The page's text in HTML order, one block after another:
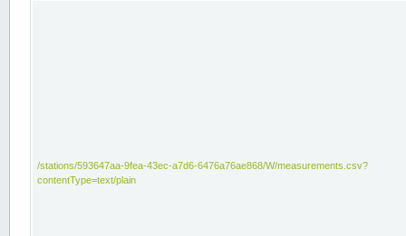
/stations/593647aa-9fea-43ec-a7d6-6476a76ae868/W/measurements.csv?
contentType=text/plain